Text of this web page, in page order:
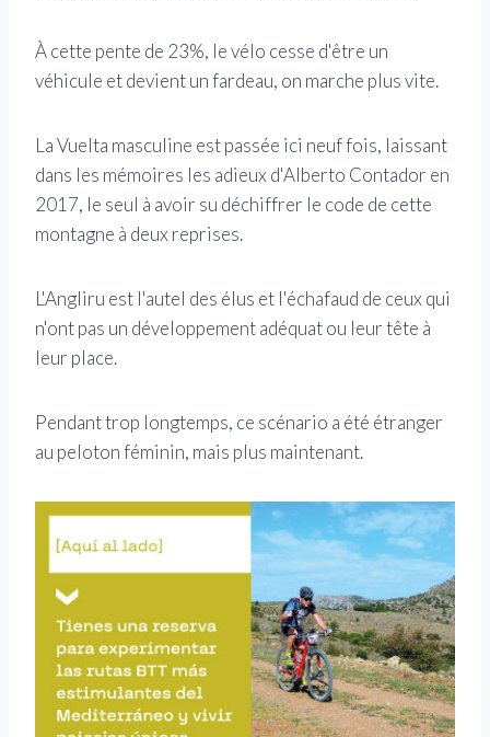
À cette pente de 23%, le vélo cesse d'être un
véhicule et devient un fardeau, on marche plus vite.
La Vuelta masculine est passée ici neuf fois, laissant
dans les mémoires les adieux d'Alberto Contador en
2017, le seul à avoir su déchiffrer le code de cette
montagne à deux reprises.
L'Angliru est l'autel des élus et l'échafaud de ceux qui
n'ont pas un développement adéquat ou leur tête à
leur place.
Pendant trop longtemps, ce scénario a été étranger
au peloton féminin, mais plus maintenant.